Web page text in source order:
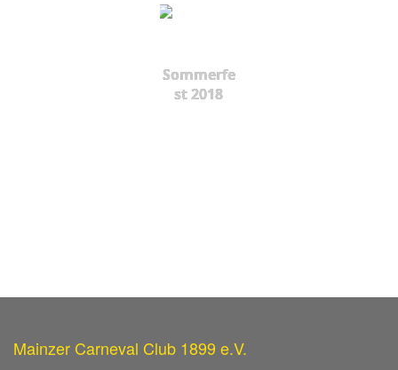
Sommerfe
st 2018
Mainzer Carneval Club 1899 e.V.